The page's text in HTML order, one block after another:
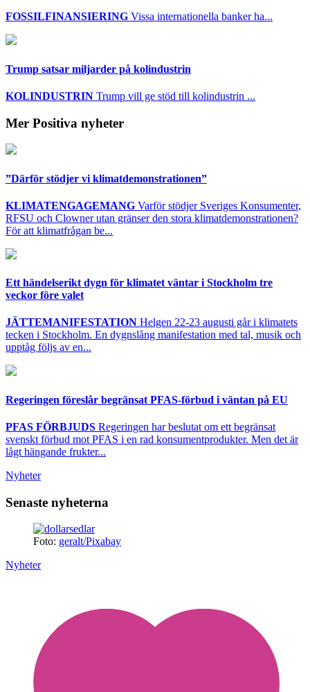
FOSSILFINANSIERING Vissa internationella banker ha...
Trump satsar miljarder på kolindustrin
KOLINDUSTRIN Trump vill ge stöd till kolindustrin ...
Mer Positiva nyheter
”Därför stödjer vi klimatdemonstrationen”
KLIMATENGAGEMANG Varför stödjer Sveriges Konsumenter,
RFSU och Clowner utan gränser den stora klimatdemonstrationen?
För att klimatfrågan be...
Ett händelserikt dygn för klimatet väntar i Stockholm tre
veckor före valet
JÄTTEMANIFESTATION Helgen 22-23 augusti går i klimatets
tecken i Stockholm. En dygnslång manifestation med tal, musik och
upptåg följs av en...
Regeringen föreslår begränsat PFAS-förbud i väntan på EU
PFAS FÖRBJUDS Regeringen har beslutat om ett begränsat
svenskt förbud mot PFAS i en rad konsumentprodukter. Men det är
lågt hängande frukter...
Nyheter
Senaste nyheterna
Foto: geralt/Pixabay
Nyheter